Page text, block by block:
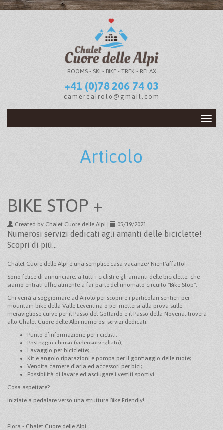
ROOMS - SKI - BIKE - TREK - RELAX
+41 (0)78 206 74 03
camereairolo@gmail.com
Toggle
Articolo
BIKE STOP +
Created by Chalet Cuore delle Alpi | 05/19/2021
Numerosi servizi dedicati agli amanti delle biciclette!
Scopri di più...
Chalet Cuore delle Alpi è una semplice casa vacanze? Nient'affatto!
Sono felice di annunciare, a tutti i ciclisti e gli amanti delle biciclette, che
siamo entrati ufficialmente a far parte del rinomato circuito "Bike Stop".
Chi verrà a soggiornare ad Airolo per scoprire i particolari sentieri per
mountain bike della Valle Leventina o per mettersi alla prova sulle
meravigliose curve per il Passo del Gottardo e il Passo della Novena, troverà
allo Chalet Cuore delle Alpi numerosi servizi dedicati:
Punto d’informazione per i ciclisti;
Posteggio chiuso (videosorvegliato);
Lavaggio per biciclette;
Kit e angolo riparazioni e pompa per il gonfiaggio delle ruote;
Vendita camere d’aria ed accessori per bici;
Possibilità di lavare ed asciugare i vestiti sportivi.
Cosa aspettate?
Iniziate a pedalare verso una struttura Bike Friendly!
Flora - Chalet Cuore delle Alpi